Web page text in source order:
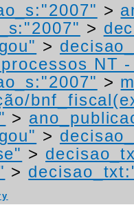
>
>
>
NT
>
>
>
>
>